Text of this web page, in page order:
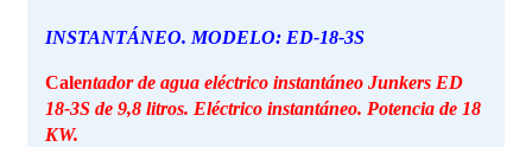
INSTANTÁNEO. MODELO: ED-18-3S
Calentador de agua eléctrico instantáneo Junkers ED
18-3S de 9,8 litros. Eléctrico instantáneo. Potencia de 18
KW.